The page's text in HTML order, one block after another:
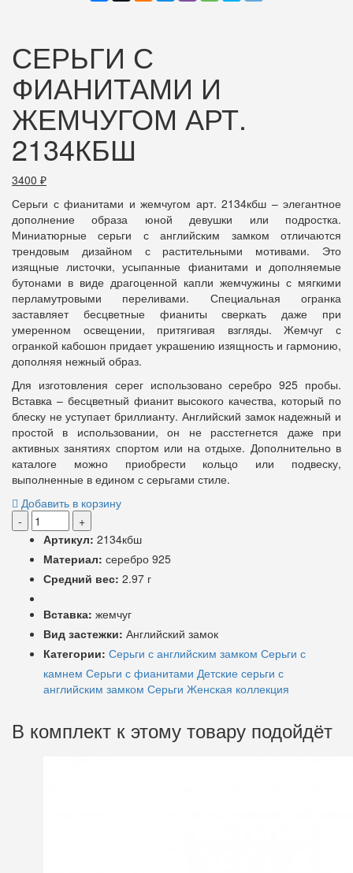
СЕРЬГИ С
ФИАНИТАМИ И
ЖЕМЧУГОМ АРТ.
2134КБШ
3400 ₽
Серьги с фианитами и жемчугом арт. 2134кбш – элегантное
дополнение образа юной девушки или подростка.
Миниатюрные серьги с английским замком отличаются
трендовым дизайном с растительными мотивами. Это
изящные листочки, усыпанные фианитами и дополняемые
бутонами в виде драгоценной капли жемчужины с мягкими
перламутровыми переливами. Специальная огранка
заставляет бесцветные фианиты сверкать даже при
умеренном освещении, притягивая взгляды. Жемчуг с
огранкой кабошон придает украшению изящность и гармонию,
дополняя нежный образ.
Для изготовления серег использовано серебро 925 пробы.
Вставка – бесцветный фианит высокого качества, который по
блеску не уступает бриллианту. Английский замок надежный и
простой в использовании, он не расстегнется даже при
активных занятиях спортом или на отдыхе. Дополнительно в
каталоге можно приобрести кольцо или подвеску,
выполненные в едином с серьгами стиле.
Добавить в корзину
-
+
Артикул: 2134кбш
Материал: серебро 925
Средний вес: 2.97 г
Вставка: жемчуг
Вид застежки: Английский замок
Категории: Серьги с английским замком Серьги с
камнем Серьги с фианитами Детские серьги с
английским замком Серьги Женская коллекция
В комплект к этому товару подойдёт